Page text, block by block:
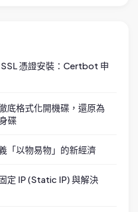
憑證安裝：Certbot 申
底格式化開機碟，還原為
碟
「以物易物」的新經濟
定 IP (Static IP) 與解決